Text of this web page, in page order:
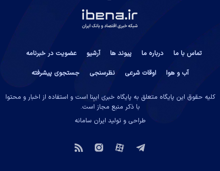
تماس با ما درباره ما پیوند ها آرشیو
عضویت در خبرنامه
آب و هوا
اوقات شرعی نظرسنجی جستجوی پیشرفته
کلیه حقوق این پایگاه متعلق به پایگاه خبری ایبِنا است و استفاده از اخبار و محتوا
با ذکر منبع مجاز است.
طراحی و تولید ایران سامانه